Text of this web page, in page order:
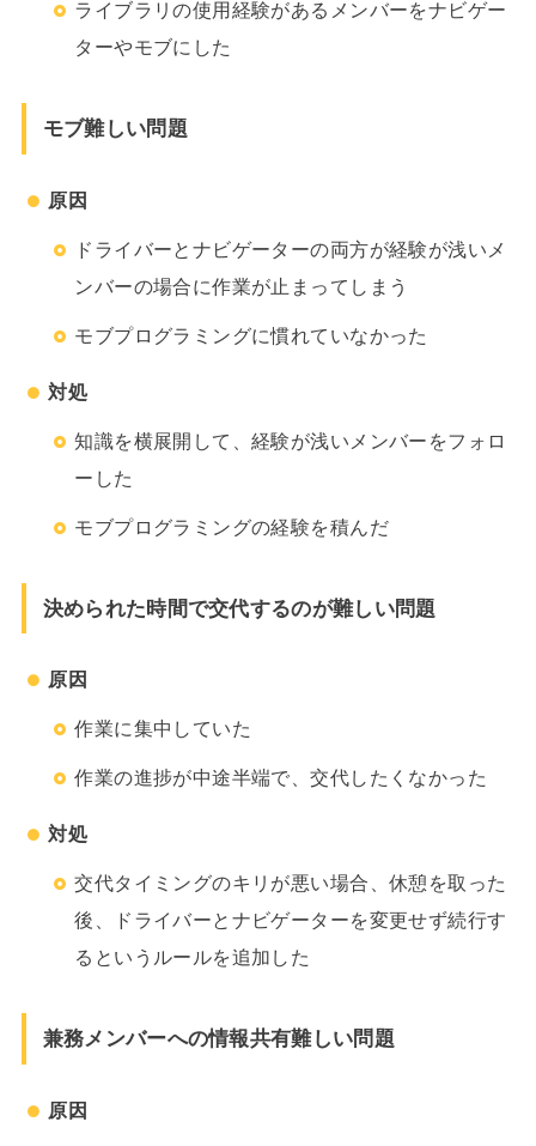
ライブラリの使用経験があるメンバーをナビゲー
ターやモブにした
モブ難しい問題
原因
ドライバーとナビゲーターの両方が経験が浅いメ
ンバーの場合に作業が止まってしまう
モブプログラミングに慣れていなかった
対処
知識を横展開して、経験が浅いメンバーをフォロ
ーした
モブプログラミングの経験を積んだ
決められた時間で交代するのが難しい問題
原因
作業に集中していた
作業の進捗が中途半端で、交代したくなかった
対処
交代タイミングのキリが悪い場合、休憩を取った
後、ドライバーとナビゲーターを変更せず続行す
るというルールを追加した
兼務メンバーへの情報共有難しい問題
原因